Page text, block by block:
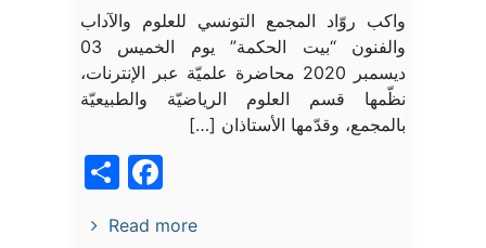
واكب روّاد المجمع التونسي للعلوم والآداب
والفنون “بيت الحكمة” يوم الخميس 03
ديسمبر 2020 محاضرة علميّة عبر الإنترنات،
نظّمها قسم العلوم الرياضيّة والطبيعيّة
بالمجمع، وقدّمها الأستاذان […]
Read more